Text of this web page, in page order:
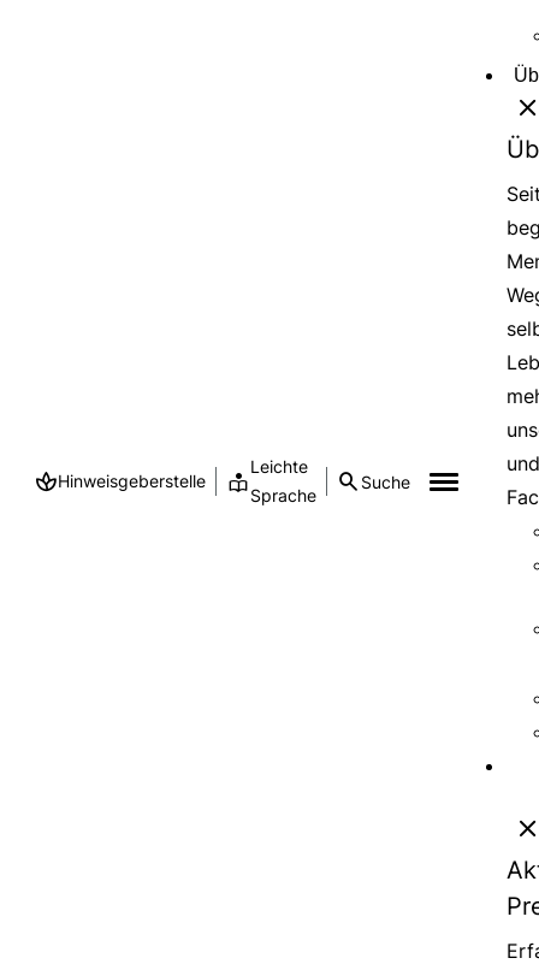
Hinweisgeberstelle
Leichte
Sprache
Suche